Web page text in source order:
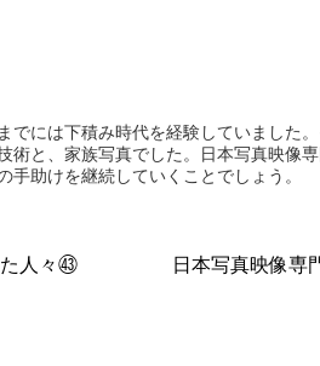
でには下積み時代を経験していました
術と、家族写真でした。日本写真映像
助けを継続していくことでしょう。
人々㊸ 日本写真映像専